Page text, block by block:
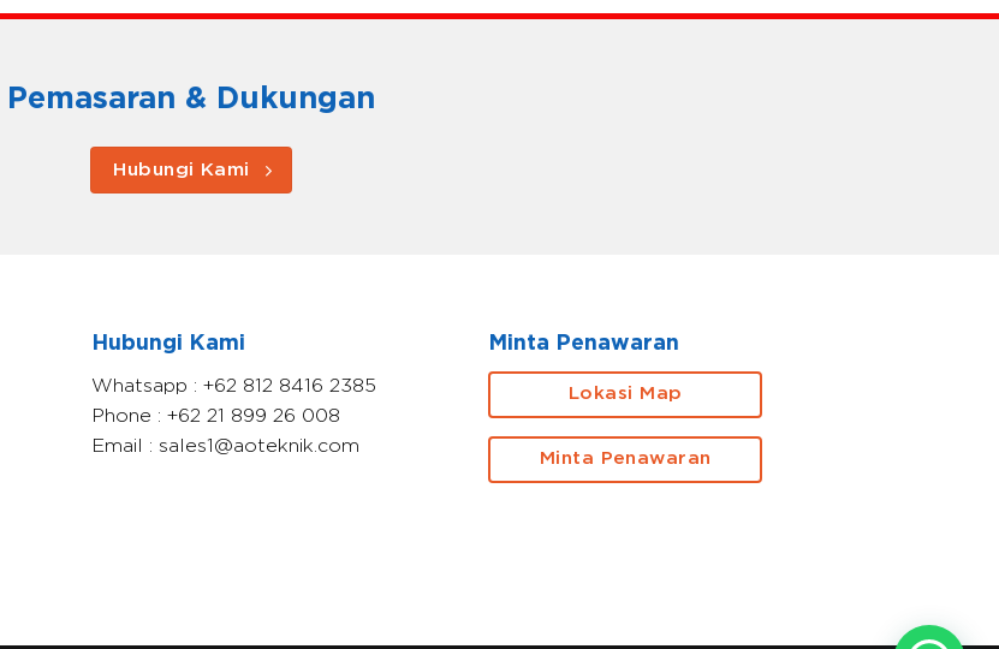
Pemasaran & Dukungan
Hubungi Kami
Hubungi Kami
Whatsapp : +62 812 8416 2385
Phone : +62 21 899 26 008
Email : sales1@aoteknik.com
Minta Penawaran
Lokasi Map
Minta Penawaran